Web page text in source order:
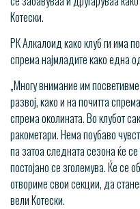
Котески.
РК Алкалоид како клуб ги има
спрема најмладите како една
„Многу внимание им
развој, како и на почитта
спрема околината. Во клубот
ракометари. Нема поубаво
па затоа следната сезона ќе
постојано се зголемува. Ќе се
отвориме свои секции, да
вели Котески.